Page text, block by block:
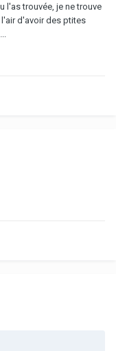
l'as trouvée, je ne trouve
l'air d'avoir des ptites